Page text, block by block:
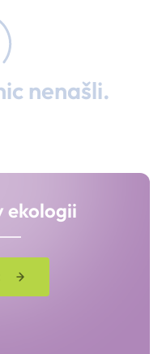
nenašli.
ekologii